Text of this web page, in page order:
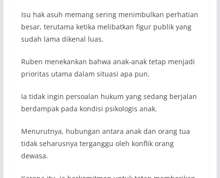
Isu hak asuh memang sering menimbulkan perhatian
besar, terutama ketika melibatkan figur publik yang
sudah lama dikenal luas.
Ruben menekankan bahwa anak-anak tetap menjadi
prioritas utama dalam situasi apa pun.
Ia tidak ingin persoalan hukum yang sedang berjalan
berdampak pada kondisi psikologis anak.
Menurutnya, hubungan antara anak dan orang tua
tidak seharusnya terganggu oleh konflik orang
dewasa.